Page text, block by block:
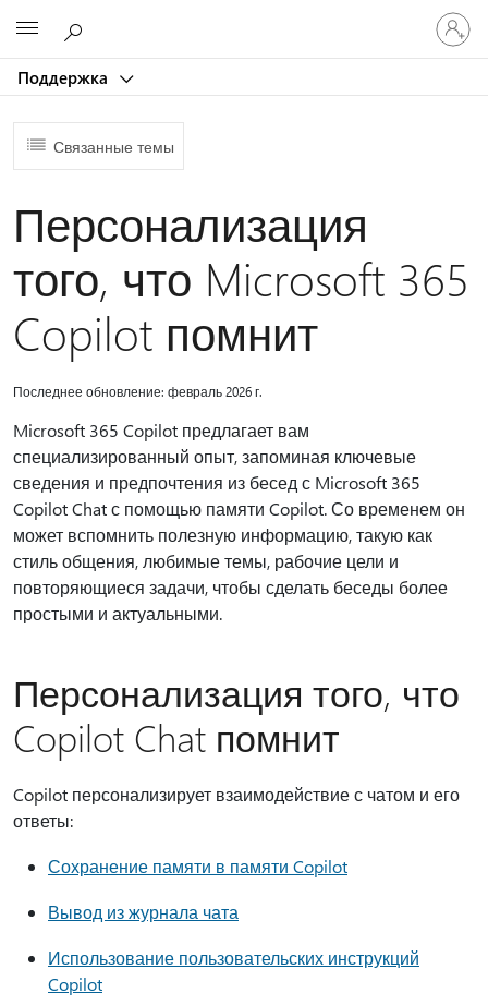
Поддержка
Связанные темы
Персонализация
того, что Microsoft 365
Copilot помнит
Последнее обновление: февраль 2026 г.
Microsoft 365 Copilot предлагает вам
специализированный опыт, запоминая ключевые
сведения и предпочтения из бесед с Microsoft 365
Copilot Chat с помощью памяти Copilot. Со временем он
может вспомнить полезную информацию, такую как
стиль общения, любимые темы, рабочие цели и
повторяющиеся задачи, чтобы сделать беседы более
простыми и актуальными.
Персонализация того, что
Copilot Chat помнит
Copilot персонализирует взаимодействие с чатом и его
ответы:
Сохранение памяти в памяти Copilot
Вывод из журнала чата
Использование пользовательских инструкций
Copilot